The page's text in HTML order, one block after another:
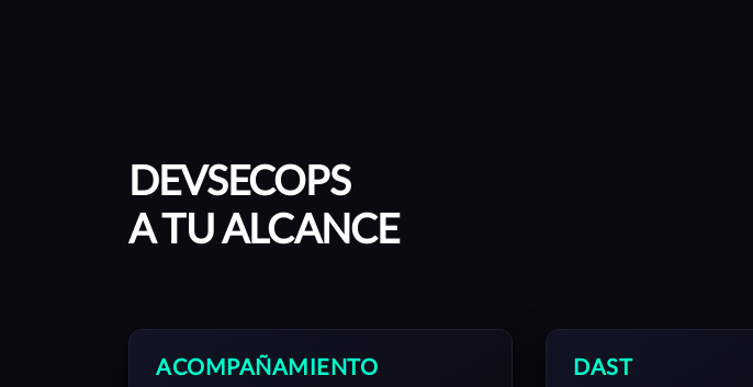
DEVSECOPS
A TU ALCANCE
ACOMPAÑAMIENTO DAST